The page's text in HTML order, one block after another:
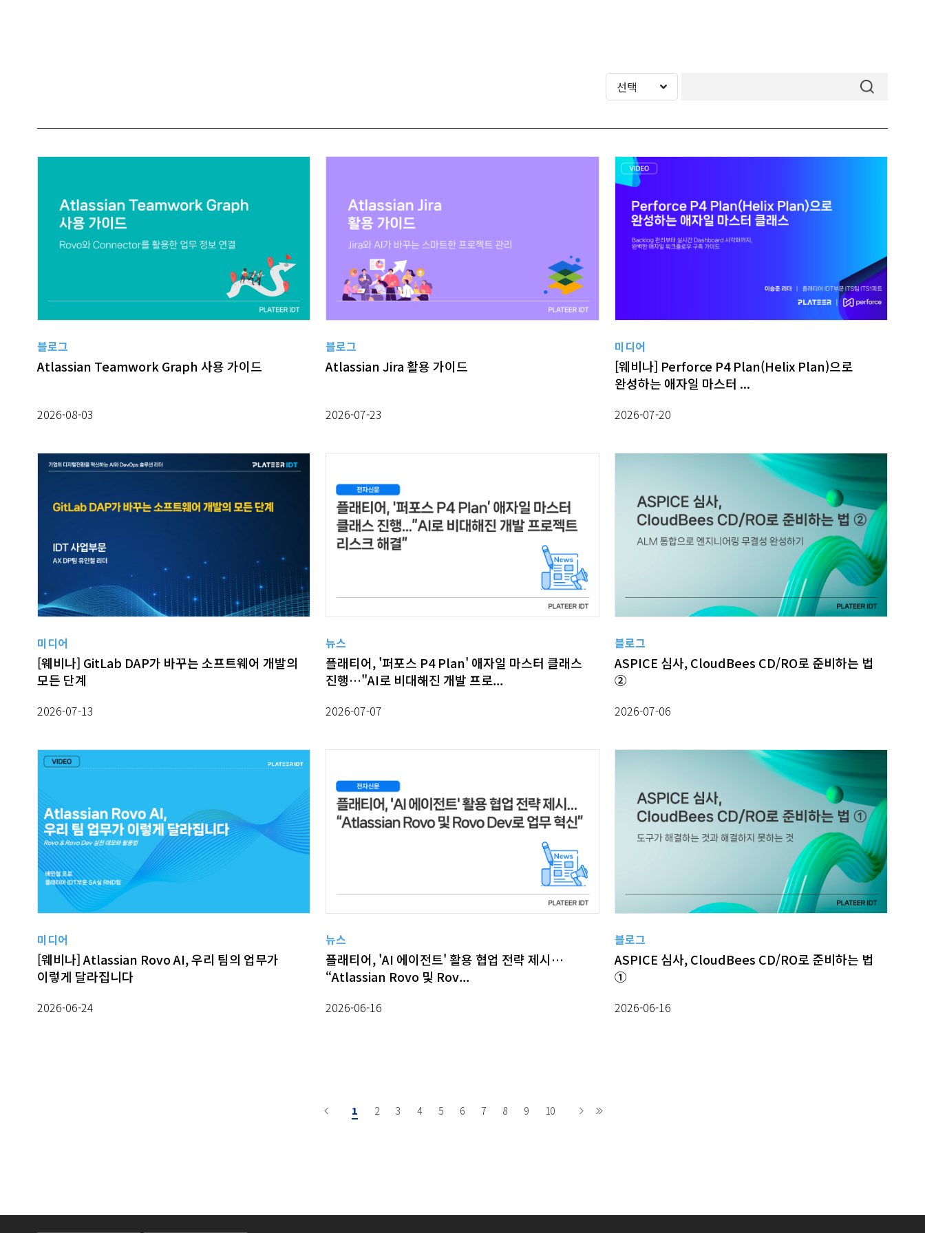
블로그
Atlassian Teamwork Graph 사용 가이드
2026-08-03
블로그
Atlassian Jira 활용 가이드
2026-07-23
미디어
[웨비나] Perforce P4 Plan(Helix Plan)으로
완성하는 애자일 마스터 ...
2026-07-20
미디어
[웨비나] GitLab DAP가 바꾸는 소프트웨어 개발의
모든 단계
2026-07-13
뉴스
플래티어, '퍼포스 P4 Plan' 애자일 마스터 클래스
진행…"AI로 비대해진 개발 프로...
2026-07-07
블로그
ASPICE 심사, CloudBees CD/RO로 준비하는 법
②
2026-07-06
미디어
[웨비나] Atlassian Rovo AI, 우리 팀의 업무가
이렇게 달라집니다
2026-06-24
뉴스
플래티어, 'AI 에이전트' 활용 협업 전략 제시…
“Atlassian Rovo 및 Rov...
2026-06-16
블로그
ASPICE 심사, CloudBees CD/RO로 준비하는 법
①
2026-06-16
1 2 3 4 5 6 7 8 9 10